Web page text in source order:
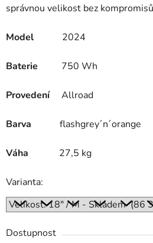
správnou velikost bez
Model 2024
Baterie 750 Wh
ProvedeníAllroad
Barva flashgrey´n´orange
Váha 27,5 kg
Varianta:
Dostupnost